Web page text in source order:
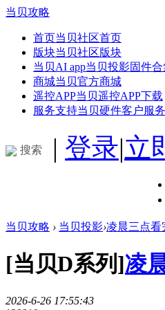
当贝攻略
首页当贝社区首页
版块当贝社区版块
当贝AI app当贝投影固件合
商城当贝官方商城
遥控APP当贝遥控APP下载
服务支持当贝硬件客户服
搜索 | 登录|立
当贝攻略 › 当贝投影›凌晨三点看
[当贝D系列]凌
2026-6-26 17:55:43